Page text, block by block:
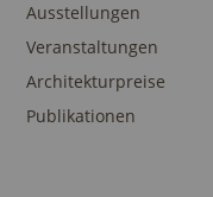
Ausstellungen
Veranstaltungen
Architekturpreise
Publikationen